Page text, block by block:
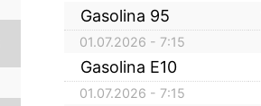
Gasolina 95
01.07.2026 - 7:15
Gasolina E10
01.07.2026 - 7:15